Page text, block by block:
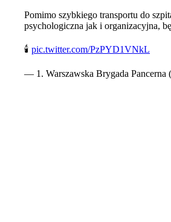
Pomimo szybkiego transportu do
psychologiczna jak i organizacyjna,
🕯️ pic.twitter.com/PzPYD1VNkL
— 1. Warszawska Brygada Pancerna